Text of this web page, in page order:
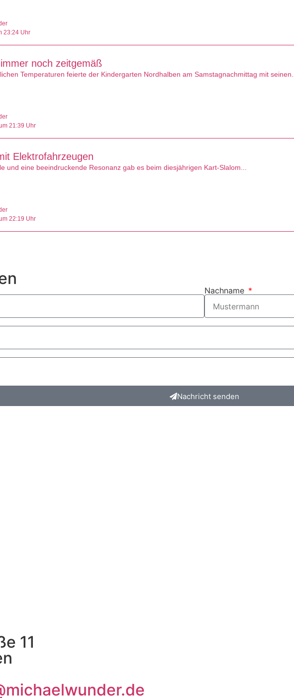
23:24 Uhr
noch zeitgemäß
Temperaturen feierte der Kindergarten Nordhalben am Samstagnachmittag mit seinen...
21:39 Uhr
Elektrofahrzeugen
und eine beeindruckende Resonanz gab es beim diesjährigen Kart-Slalom...
22:19 Uhr
Nachname
Nachricht senden
11